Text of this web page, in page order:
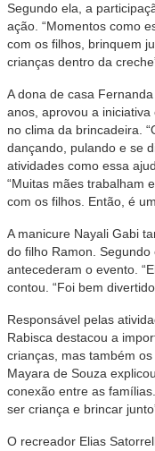
Segundo ela, a
ação. “Momentos como
com os filhos, brinquem
crianças dentro da
A dona de casa
anos, aprovou a
no clima da brincadeira.
dançando, pulando e se
atividades como essa
“Muitas mães trabalham
com os filhos. Então, é
A manicure Nayali Gabi
do filho Ramon.
antecederam o evento.
contou. “Foi bem
Responsável pelas
Rabisca destacou a
crianças, mas também
Mayara de Souza
conexão entre as
ser criança e brincar
O recreador Elias